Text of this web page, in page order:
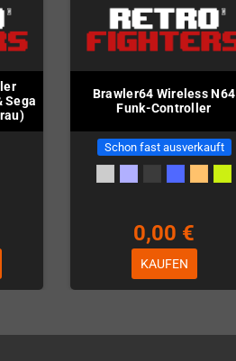
Sega
Brawler64 Wireless N64
Funk-Controller
Schon fast ausverkauft
0,00 €
KAUFEN